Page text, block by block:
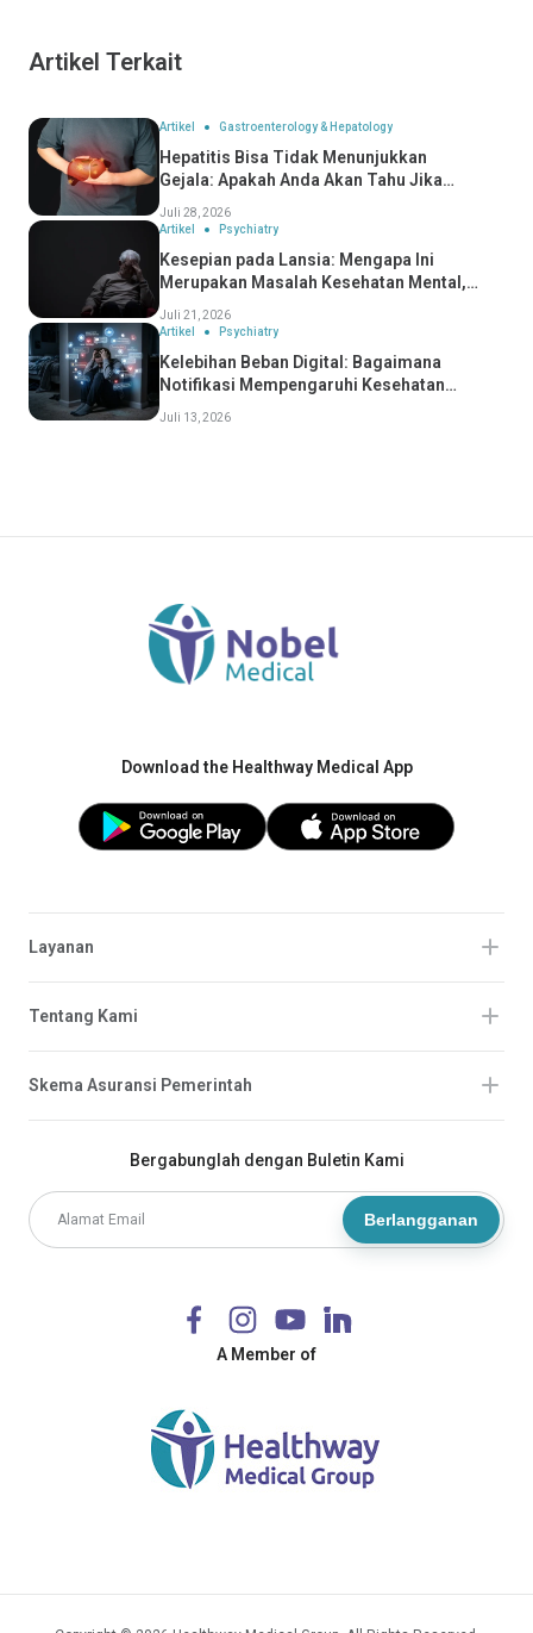
Artikel Terkait
Artikel Gastroenterology & Hepatology
Hepatitis Bisa Tidak Menunjukkan
Gejala: Apakah Anda Akan Tahu Jika
Juli 28, 2026
Artikel
Psychiatry
Kesepian pada Lansia: Mengapa Ini
Merupakan Masalah Kesehatan Mental,
Juli 21, 2026
Artikel
Psychiatry
Kelebihan Beban Digital: Bagaimana
Notifikasi Mempengaruhi Kesehatan
Juli 13, 2026
Download the Healthway Medical App
Bergabunglah dengan Buletin Kami
Berlangganan
A Member of
Layanan
Tentang Kami
Skema Asuransi Pemerintah